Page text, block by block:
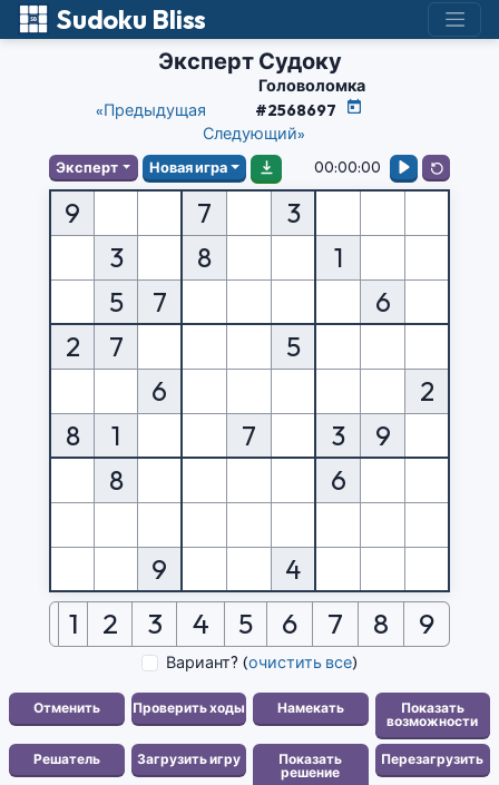
Sudoku Bliss
Эксперт Судоку
«Предыдущая
Головоломка
#2568697
Следующий»
Эксперт Новая игра 00:00:00
9 7
3
3
8
1
5
7
6
2
7
5
6
2
8
1 7 3
9
8
6
9 4
1 2 3 4 5 6 7 8 9
Вариант? (очистить все)